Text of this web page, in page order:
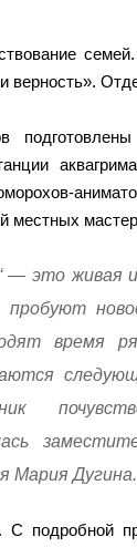
верность».
местных
— это живая
время
Мария Дугина.
подробной